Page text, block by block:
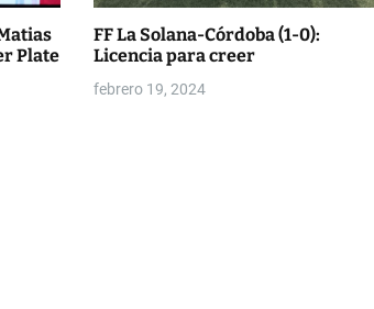
Plate
FF La Solana-Córdoba (1-0):
Licencia para creer
febrero 19, 2024